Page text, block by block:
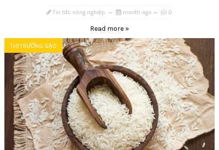
Tin tức nông nghiệp month ago 0
Read more »
THỊ TRƯỜNG GẠO